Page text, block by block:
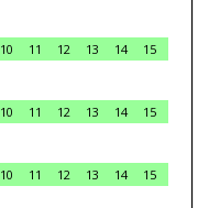
10 11 12 13 14
15
10 11 12 13 14
15
10 11 12 13 14
15